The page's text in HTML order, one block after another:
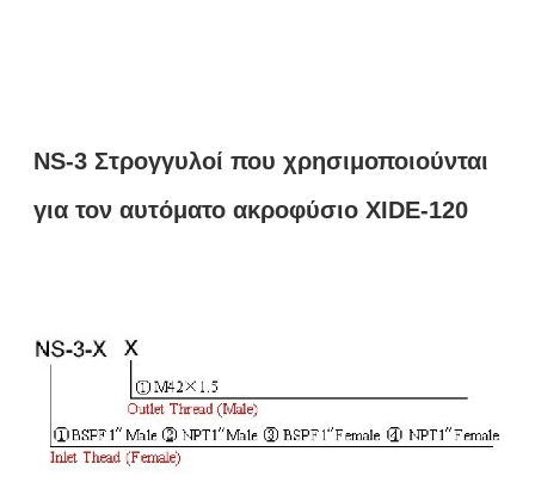
NS-3 Στρογγυλοί που χρησιμοποιούνται
για τον αυτόματο ακροφύσιο XIDE-120